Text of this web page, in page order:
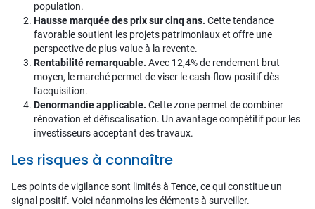
population.
Hausse marquée des prix sur cinq ans. Cette tendance
favorable soutient les projets patrimoniaux et offre une
perspective de plus-value à la revente.
Rentabilité remarquable. Avec 12,4% de rendement brut
moyen, le marché permet de viser le cash-flow positif dès
l'acquisition.
Denormandie applicable. Cette zone permet de combiner
rénovation et défiscalisation. Un avantage compétitif pour les
investisseurs acceptant des travaux.
Les risques à connaître
Les points de vigilance sont limités à Tence, ce qui constitue un
signal positif. Voici néanmoins les éléments à surveiller.